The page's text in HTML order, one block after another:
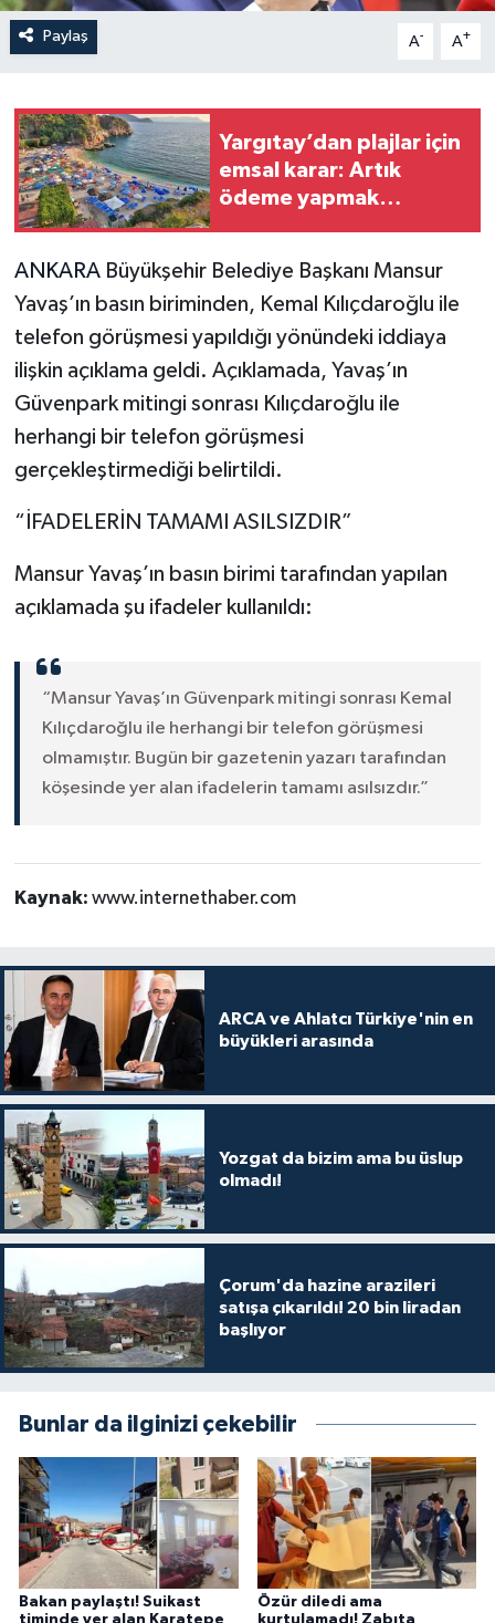
Paylaş A- A+
Yargıtay’dan plajlar için
emsal karar: Artık
ödeme yapmak
ANKARABüyükşehir Belediye Başkanı Mansur
Yavaş’ın basın biriminden, Kemal Kılıçdaroğlu ile
telefon görüşmesi yapıldığı yönündeki iddiaya
ilişkin açıklama geldi. Açıklamada, Yavaş’ın
Güvenpark mitingi sonrası Kılıçdaroğlu ile
herhangi bir telefon görüşmesi
gerçekleştirmediği belirtildi.
“İFADELERİN TAMAMI ASILSIZDIR”
Mansur Yavaş’ın basın birimi tarafından yapılan
açıklamada şu ifadeler kullanıldı:
“Mansur Yavaş’ın Güvenpark mitingi sonrası Kemal
Kılıçdaroğlu ile herhangi bir telefon görüşmesi
olmamıştır. Bugün bir gazetenin yazarı tarafından
köşesinde yer alan ifadelerin tamamı asılsızdır.”
Kaynak: www.internethaber.com
ARCA ve Ahlatcı Türkiye'nin en
büyükleri arasında
Yozgat da bizim ama bu üslup
olmadı!
Çorum'da hazine arazileri
satışa çıkarıldı! 20 bin liradan
başlıyor
Bunlar da ilginizi çekebilir
Bakan paylaştı! Suikast
timinde yer alan Karatepe
Özür diledi ama
kurtulamadı! Zabıta